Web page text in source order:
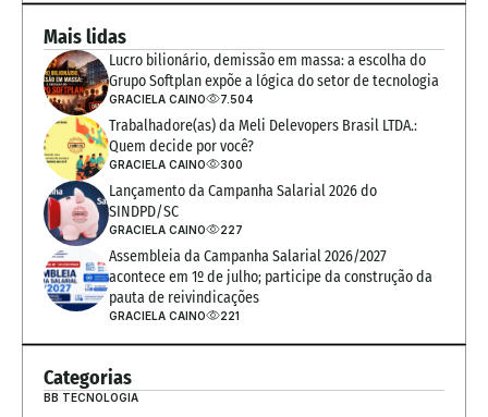
Mais lidas
Lucro bilionário, demissão em massa: a escolha do
Grupo Softplan expõe a lógica do setor de tecnologia
GRACIELA CAINO 7.504
Trabalhadore(as) da Meli Delevopers Brasil LTDA.:
Quem decide por você?
GRACIELA CAINO 300
Lançamento da Campanha Salarial 2026 do
SINDPD/SC
GRACIELA CAINO 227
Assembleia da Campanha Salarial 2026/2027
acontece em 1º de julho; participe da construção da
pauta de reivindicações
GRACIELA CAINO 221
Categorias
BB TECNOLOGIA